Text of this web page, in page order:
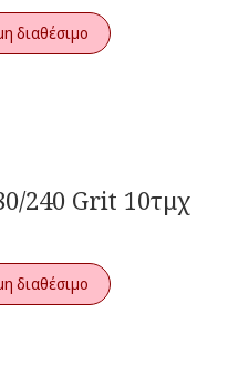
διαθέσιμο
240 Grit 10τμχ
διαθέσιμο